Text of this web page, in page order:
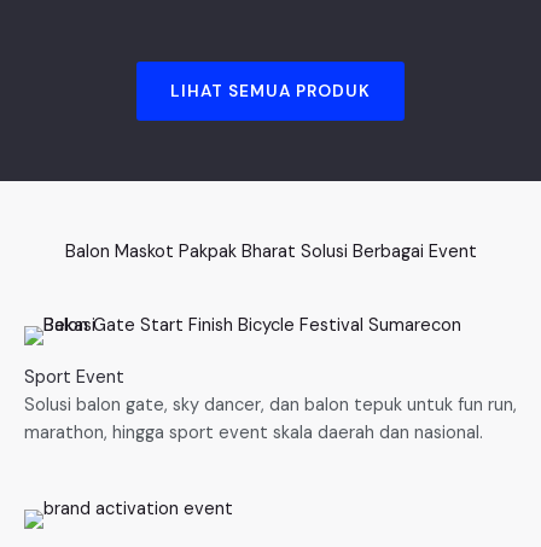
LIHAT SEMUA PRODUK
Balon Maskot Pakpak Bharat Solusi Berbagai Event
Sport Event
Solusi balon gate, sky dancer, dan balon tepuk untuk fun run,
marathon, hingga sport event skala daerah dan nasional.